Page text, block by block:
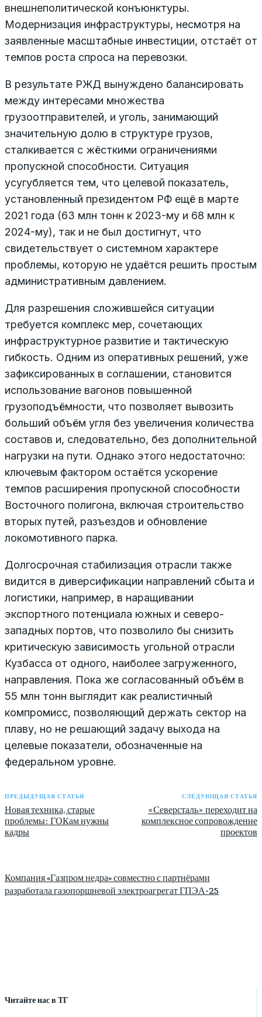
Читайте нас в ТГ
внешнеполитической конъюнктуры.
Модернизация инфраструктуры, несмотря на
заявленные масштабные инвестиции, отстаёт от
темпов роста спроса на перевозки.
В результате РЖД вынуждено балансировать
между интересами множества
грузоотправителей, и уголь, занимающий
значительную долю в структуре грузов,
сталкивается с жёсткими ограничениями
пропускной способности. Ситуация
усугубляется тем, что целевой показатель,
установленный президентом РФ ещё в марте
2021 года (63 млн тонн к 2023-му и 68 млн к
2024-му), так и не был достигнут, что
свидетельствует о системном характере
проблемы, которую не удаётся решить простым
административным давлением.
Для разрешения сложившейся ситуации
требуется комплекс мер, сочетающих
инфраструктурное развитие и тактическую
гибкость. Одним из оперативных решений, уже
зафиксированных в соглашении, становится
использование вагонов повышенной
грузоподъёмности, что позволяет вывозить
больший объём угля без увеличения количества
составов и, следовательно, без дополнительной
нагрузки на пути. Однако этого недостаточно:
ключевым фактором остаётся ускорение
темпов расширения пропускной способности
Восточного полигона, включая строительство
вторых путей, разъездов и обновление
локомотивного парка.
Долгосрочная стабилизация отрасли также
видится в диверсификации направлений сбыта и
логистики, например, в наращивании
экспортного потенциала южных и северо-
западных портов, что позволило бы снизить
критическую зависимость угольной отрасли
Кузбасса от одного, наиболее загруженного,
направления. Пока же согласованный объём в
55 млн тонн выглядит как реалистичный
компромисс, позволяющий держать сектор на
плаву, но не решающий задачу выхода на
целевые показатели, обозначенные на
федеральном уровне.
ПРЕДЫДУЩАЯ СТАТЬЯ
Новая техника, старые
проблемы: ГОКам нужны
кадры
СЛЕДУЮЩАЯ СТАТЬЯ
«Северсталь» переходит на
комплексное сопровождение
проектов
Компания «Газпром недра» совместно с партнёрами
разработала газопоршневой электроагрегат ГПЭА-25